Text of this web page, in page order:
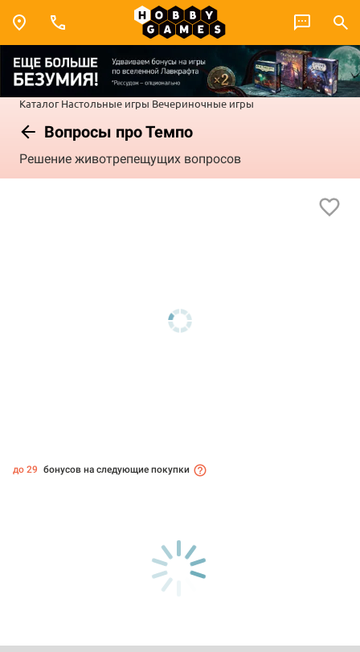
Каталог Настольные игры Вечериночные игры
Вопросы про Темпо
Решение животрепещущих вопросов
до 29 бонусов на следующие покупки